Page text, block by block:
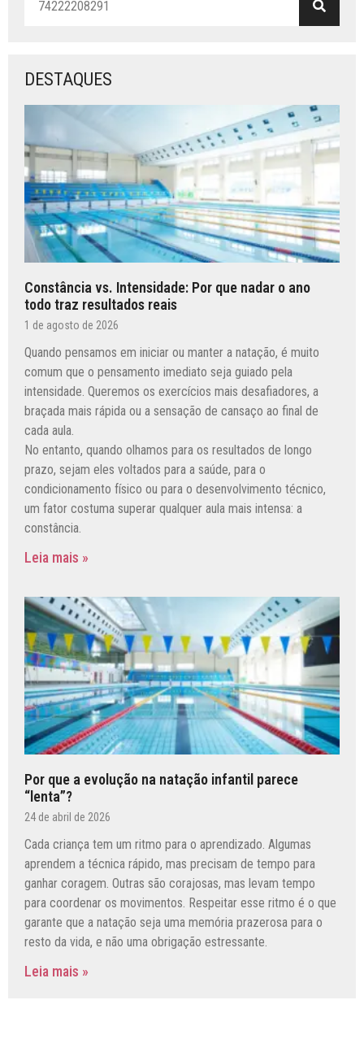
DESTAQUES
Constância vs. Intensidade: Por que nadar o ano
todo traz resultados reais
1 de agosto de 2026
Quando pensamos em iniciar ou manter a natação, é muito
comum que o pensamento imediato seja guiado pela
intensidade. Queremos os exercícios mais desafiadores, a
braçada mais rápida ou a sensação de cansaço ao final de
cada aula.
No entanto, quando olhamos para os resultados de longo
prazo, sejam eles voltados para a saúde, para o
condicionamento físico ou para o desenvolvimento técnico,
um fator costuma superar qualquer aula mais intensa: a
constância.
Leia mais »
Por que a evolução na natação infantil parece
“lenta”?
24 de abril de 2026
Cada criança tem um ritmo para o aprendizado. Algumas
aprendem a técnica rápido, mas precisam de tempo para
ganhar coragem. Outras são corajosas, mas levam tempo
para coordenar os movimentos. Respeitar esse ritmo é o que
garante que a natação seja uma memória prazerosa para o
resto da vida, e não uma obrigação estressante.
Leia mais »